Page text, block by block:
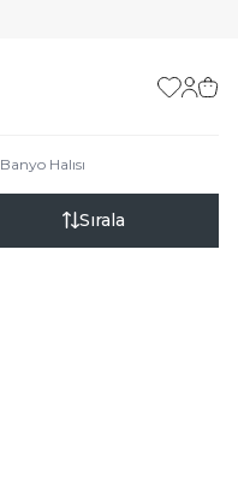
Favorilerim
Banyo Halısı
Sırala